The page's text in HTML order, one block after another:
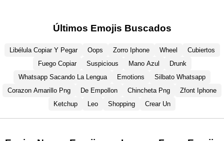
Últimos Emojis Buscados
Libélula Copiar Y Pegar Oops Zorro Iphone Wheel
Cubiertos
Fuego Copiar
Suspicious Mano Azul
Drunk
Whatsapp Sacando La Lengua
Emotions
Silbato Whatsapp
Corazon Amarillo Png
De Empollon Chincheta Png
Zfont Iphone
Ketchup
Leo Shopping Crear Un